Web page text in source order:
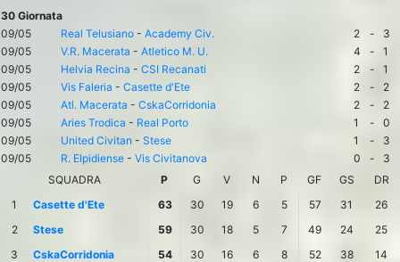
30 Giornata
09/05
Real Telusiano - Academy Civ. 2 -
3
09/05
V.R. Macerata - Atletico M. U. 4 -
1
09/05
Helvia Recina - CSI Recanati 2 -
1
09/05
Vis Faleria - Casette d'Ete 2 -
2
09/05
Atl. Macerata - CskaCorridonia 2 -
2
09/05
Aries Trodica - Real Porto 1 -
0
09/05
United Civitan - Stese 1 -
3
09/05
R. Elpidiense - Vis Civitanova 0 -
3
SQUADRA
P G V N P GF GS
DR
1
Casette d'Ete 63 30 19 6 5 57 31
26
2
Stese 59 30 18 5 7 49 24
25
3
CskaCorridonia 54 30 16 6 8 52 38
14